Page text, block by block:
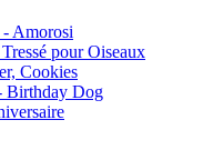
Amorosi
pour Oiseaux
Cookies
Birthday Dog